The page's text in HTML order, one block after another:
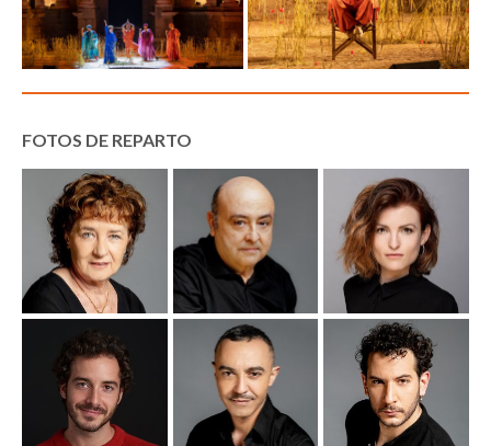
FOTOS DE REPARTO